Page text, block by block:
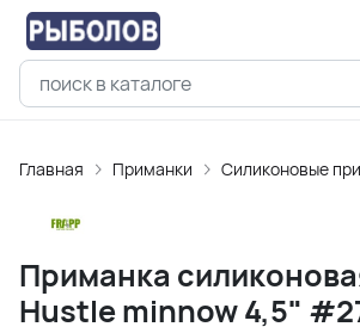
Главная Приманки Силиконовые
Приманка
Hustle minnow 4,5"